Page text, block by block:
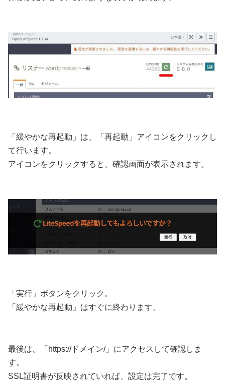
「緩やかな再起動」は、「再起動」アイコンをクリックし
て行います。
アイコンをクリックすると、確認画面が表示されます。
「実行」ボタンをクリック。
「緩やかな再起動」はすぐに終わります。
最後は、「https://ドメイン/」にアクセスして確認しま
す。
SSL証明書が反映されていれば、設定は完了です。